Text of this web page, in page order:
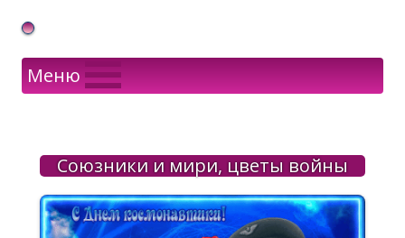
Gif Открытки в подарок
Меню
Союзники и мири, цветы войны